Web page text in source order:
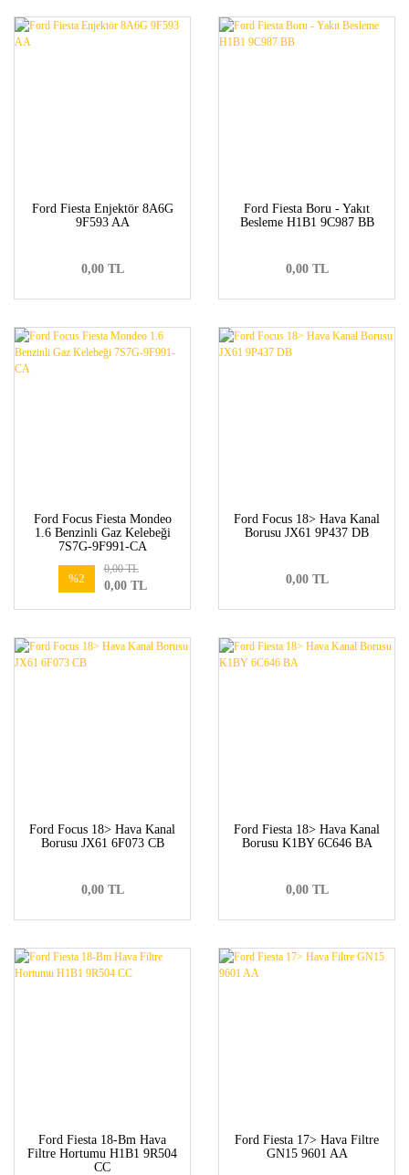
Ford Fiesta Enjektör 8A6G
9F593 AA
0,00 TL
Ford Fiesta Boru - Yakıt
Besleme H1B1 9C987 BB
0,00 TL
Ford Focus Fiesta Mondeo
1.6 Benzinli Gaz Kelebeği
7S7G-9F991-CA
%2
0,00 TL
0,00 TL
Ford Focus 18> Hava Kanal
Borusu JX61 9P437 DB
0,00 TL
Ford Focus 18> Hava Kanal
Borusu JX61 6F073 CB
0,00 TL
Ford Fiesta 18> Hava Kanal
Borusu K1BY 6C646 BA
0,00 TL
Ford Fiesta 18-Bm Hava
Filtre Hortumu H1B1 9R504
CC
Ford Fiesta 17> Hava Filtre
GN15 9601 AA